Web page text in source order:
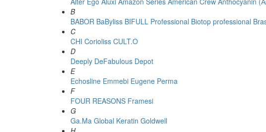
B
BABOR BaByliss BIFULL Professional Biotop professional
C
CHI Corioliss CULT.O
D
Deeply DeFabulous Depot
E
Echosline Emmebi Eugene Perma
F
FOUR REASONS Framesi
G
Ga.Ma Global Keratin Goldwell